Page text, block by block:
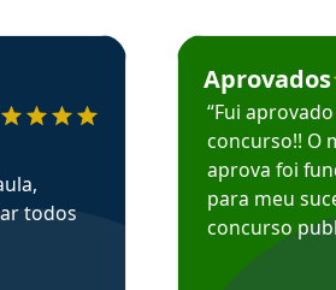
o Aprova Concursos em
todos
Estudante Mário
Aprovados
“Fui
concurso!! O
aprova foi
para meu
concurso